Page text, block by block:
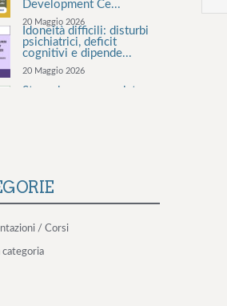
20 Maggio 2026
Idoneità difficili: disturbi
psichiatrici, deficit
cognitivi e dipende...
20 Maggio 2026
Stress lavoro-correlato e
rischio cardiovascolare
Consulenza Smoke Free
per le aziende
15 Marzo 2026
Il rischio aggressione
/ Corsi
categoria